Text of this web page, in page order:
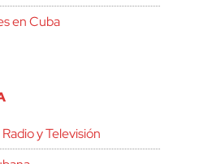
en Cuba
y Televisión